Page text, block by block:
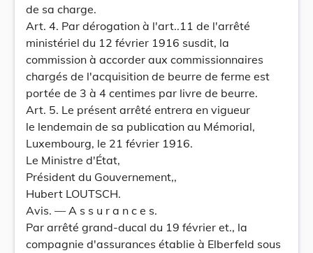
de sa charge.
Art. 4. Par dérogation à l'art..11 de l'arrêté
ministériel du 12 février 1916 susdit, la
commission à accorder aux commissionnaires
chargés de l'acquisition de beurre de ferme est
portée de 3 à 4 centimes par livre de beurre.
Art. 5. Le présent arrêté entrera en vigueur
le lendemain de sa publication au Mémorial,
Luxembourg, le 21 février 1916.
Le Ministre d'État,
Président du Gouvernement,,
Hubert LOUTSCH.
Avis. — A s s u r a n c e s.
Par arrêté grand-ducal du 19 février et., la
compagnie d'assurances établie à Elberfeld sous